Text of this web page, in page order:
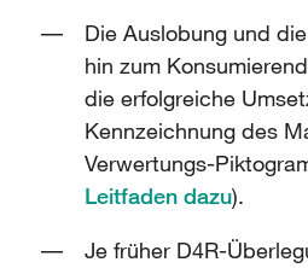
Die Auslobung und
hin zum
die erfolgreiche
Kennzeichnung des
Verwertungs-
Leitfaden dazu).
Je früher D4R-